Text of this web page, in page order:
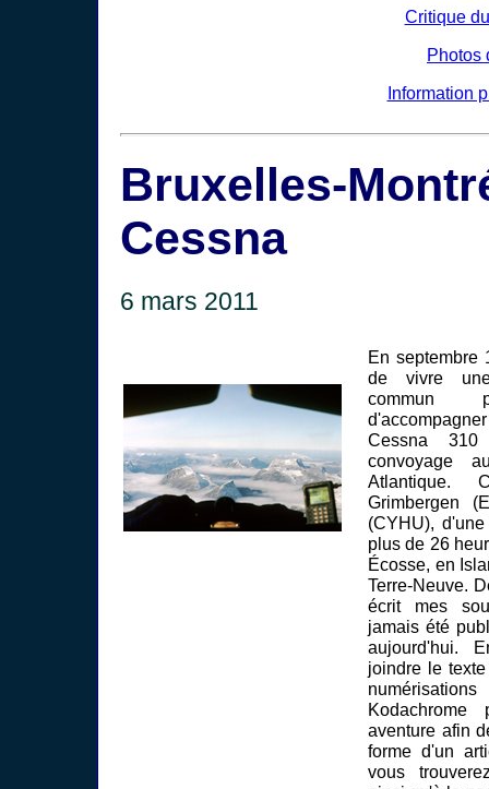
Critique
Photos
Information
Bruxelles-
Cessna
6 mars 2011
En septembre
de vivre
commun
Cessna
convoyage
Atlantique.
Grimbergen
(CYHU),
plus de 26
Écosse, en
Terre-Neuve.
écrit mes
jamais été
aujourd'hui.
joindre le
aventure afin
forme d'un
vous